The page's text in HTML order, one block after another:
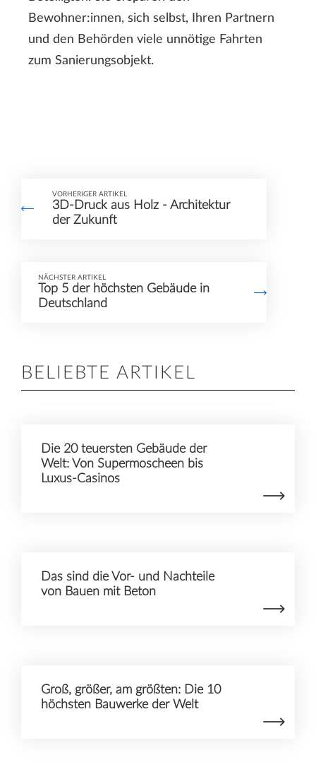
Bewohner:innen, sich selbst, Ihren Partnern
und den Behörden viele unnötige Fahrten
zum Sanierungsobjekt.
VORHERIGER ARTIKEL
3D-Druck aus Holz - Architektur
der Zukunft
NÄCHSTER ARTIKEL
Top 5 der höchsten Gebäude in
Deutschland
BELIEBTE ARTIKEL
Die 20 teuersten Gebäude der
Welt: Von Supermoscheen bis
Luxus-Casinos
Das sind die Vor- und Nachteile
von Bauen mit Beton
Groß, größer, am größten: Die 10
höchsten Bauwerke der Welt